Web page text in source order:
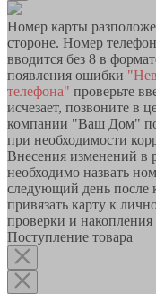
Номер карты
стороне. Номер
вводится без 8 в
появления ошибки
телефона" проверьте
исчезает, позвоните в
компании "Ваш Дом"
при необходимости
Внесения изменений в
необходимо назвать
следующий день после
привязать карту к
проверки и
Поступление товара